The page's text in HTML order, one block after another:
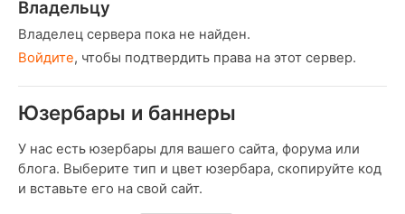
Владельцу
Владелец сервера пока не найден.
Войдите, чтобы подтвердить права на этот сервер.
Юзербары и баннеры
У нас есть юзербары для вашего сайта, форума или
блога. Выберите тип и цвет юзербара, скопируйте код
и вставьте его на свой сайт.